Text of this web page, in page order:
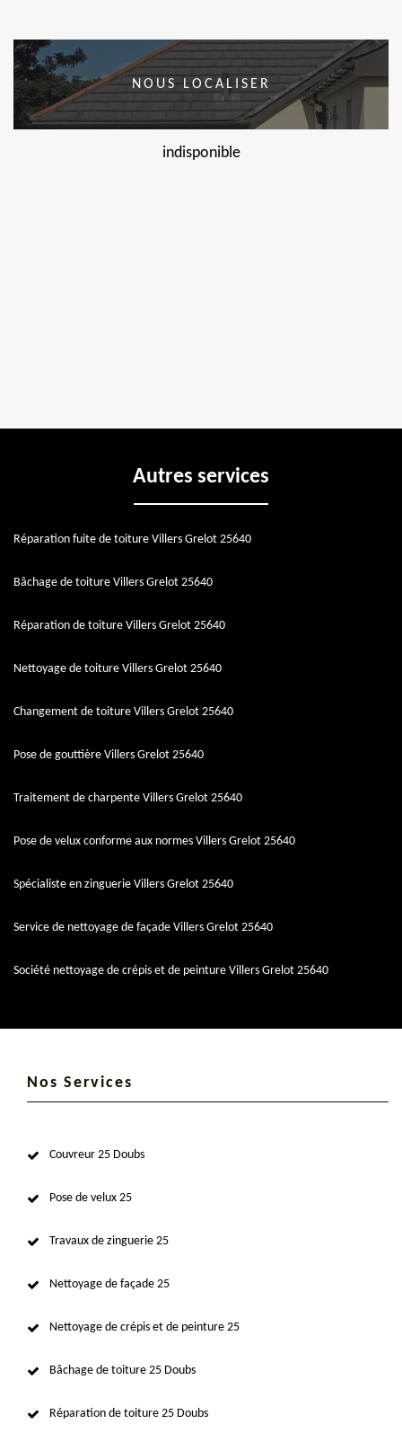
NOUS LOCALISER
indisponible
Autres services
Réparation fuite de toiture Villers Grelot 25640
Bâchage de toiture Villers Grelot 25640
Réparation de toiture Villers Grelot 25640
Nettoyage de toiture Villers Grelot 25640
Changement de toiture Villers Grelot 25640
Pose de gouttière Villers Grelot 25640
Traitement de charpente Villers Grelot 25640
Pose de velux conforme aux normes Villers Grelot 25640
Spécialiste en zinguerie Villers Grelot 25640
Service de nettoyage de façade Villers Grelot 25640
Société nettoyage de crépis et de peinture Villers Grelot 25640
Nos Services
Couvreur 25 Doubs
Pose de velux 25
Travaux de zinguerie 25
Nettoyage de façade 25
Nettoyage de crépis et de peinture 25
Bâchage de toiture 25 Doubs
Réparation de toiture 25 Doubs